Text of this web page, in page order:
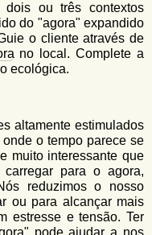
ou três contextos
do "agora" expandido
o cliente através de
no local. Complete a
ecológica.
altamente estimulados
o tempo parece se
muito interessante que
carregar para o agora,
reduzimos o nosso
ou para alcançar mais
estresse e tensão. Ter
pode ajudar a nos